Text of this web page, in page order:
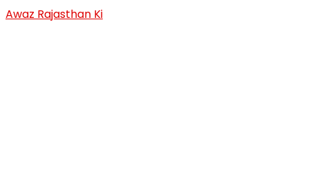
Skip
to
Awaz Rajasthan Ki